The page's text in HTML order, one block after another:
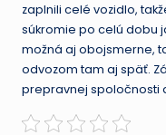
zaplnili celé vozidlo,
súkromie po celú dobu
možná aj obojsmerne,
odvozom tam aj späť.
prepravnej spoločnosti